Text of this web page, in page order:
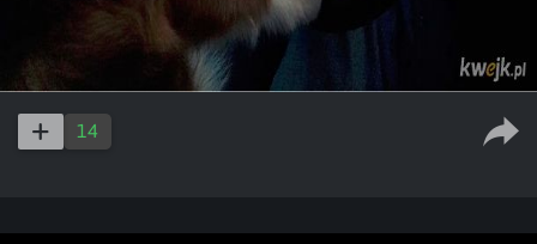
14